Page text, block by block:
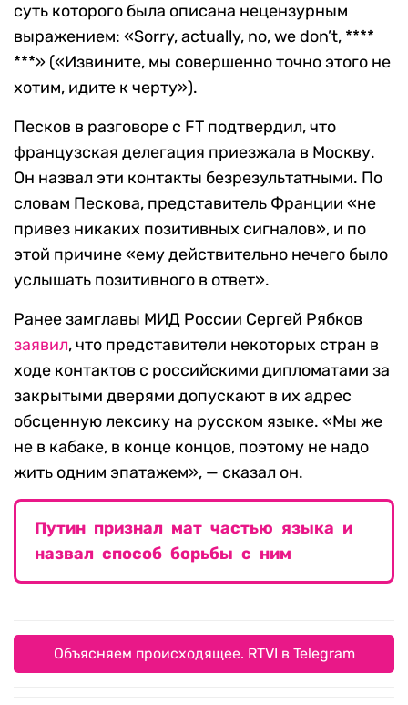
суть которого была описана нецензурным
выражением: «Sorry, actually, no, we don’t, ****
***» («Извините, мы совершенно точно этого не
хотим, идите к черту»).
Песков в разговоре с FT подтвердил, что
французская делегация приезжала в Москву.
Он назвал эти контакты безрезультатными. По
словам Пескова, представитель Франции «не
привез никаких позитивных сигналов», и по
этой причине «ему действительно нечего было
услышать позитивного в ответ».
Ранее замглавы МИД России Сергей Рябков
заявил, что представители некоторых стран в
ходе контактов с российскими дипломатами за
закрытыми дверями допускают в их адрес
обсценную лексику на русском языке. «Мы же
не в кабаке, в конце концов, поэтому не надо
жить одним эпатажем», — сказал он.
Путин признал мат частью языка и
назвал способ борьбы с ним
Объясняем происходящее. RTVI в Telegram